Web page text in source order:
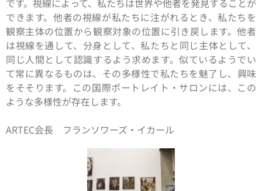
です。視線によって、私たちは世界や他者を発見することが
できます。他者の視線が私たちに注がれるとき、私たちを
観察主体の位置から観察対象の位置に引き戻します。他者
は視線を通して、分身として、私たちと同じ主体として、
同じ人間として認識するよう求めます。似ているようでい
て常に異なるものは、その多様性で私たちを魅了し、興味
をそそります。この国際ポートレイト・サロンには、この
ような多様性が存在します。
ARTEC会長 フランソワーズ・イカール